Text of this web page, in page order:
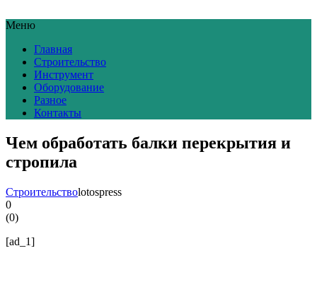
Меню
Главная
Строительство
Инструмент
Оборудование
Разное
Контакты
Чем обработать балки перекрытия и
стропила
Строительствоlotospress
0
(0)
[ad_1]